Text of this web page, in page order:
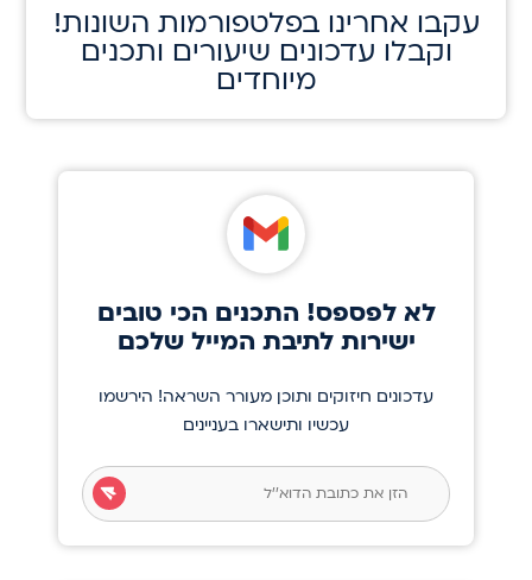
!עקבו אחרינו בפלטפורמות השונות
וקבלו עדכונים שיעורים ותכנים
מיוחדים
לא לפספס! התכנים הכי טובים
ישירות לתיבת המייל שלכם
עדכונים חיזוקים ותוכן מעורר השראה! הירשמו
עכשיו ותישארו בעניינים